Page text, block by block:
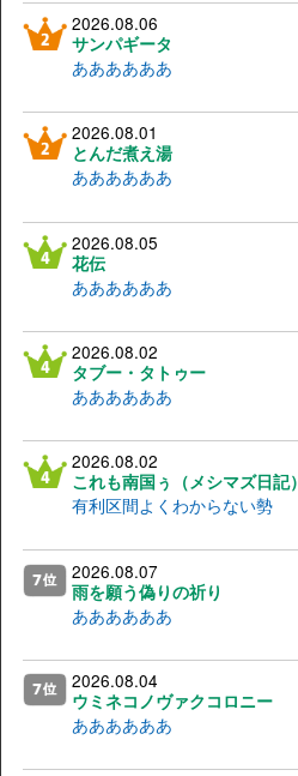
2026.08.06
サンパギータ
ああああああ
2026.08.01
とんだ煮え湯
ああああああ
2026.08.05
花伝
ああああああ
2026.08.02
タブー・タトゥー
ああああああ
2026.08.02
これも南国ぅ（メシマズ日記）
有利区間よくわからない勢
2026.08.07
雨を願う偽りの祈り
ああああああ
2026.08.04
ウミネコノヴァクコロニー
ああああああ